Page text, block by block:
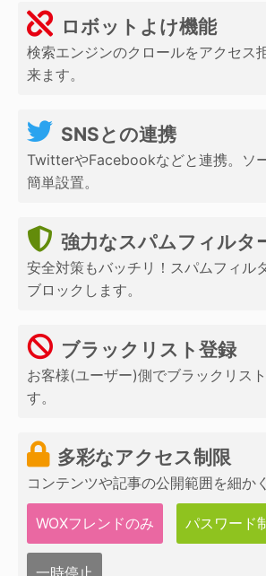
ロボットよけ機能
検索エンジンのクロールをアクセス
来ます。
SNSとの連携
TwitterやFacebookなどと連携。ソ
簡単設置。
強力なスパムフィルタ
安全対策もバッチリ！スパムフィル
ブロックします。
ブラックリスト登録
お客様(ユーザー)側でブラックリス
す。
多彩なアクセス制限
コンテンツや記事の公開範囲を細か
WOXフレンドのみ パスワード
一時停止